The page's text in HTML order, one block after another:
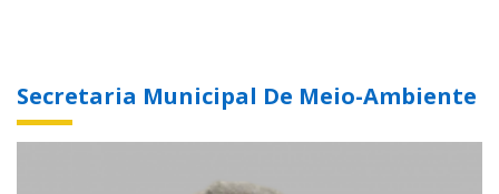
Secretaria Municipal De Meio-Ambiente